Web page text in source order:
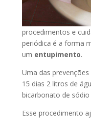
procedimentos e
periódica é a forma
um entupimento.
Uma das
15 dias 2 litros de
bicarbonato de sódio
Esse procedimento